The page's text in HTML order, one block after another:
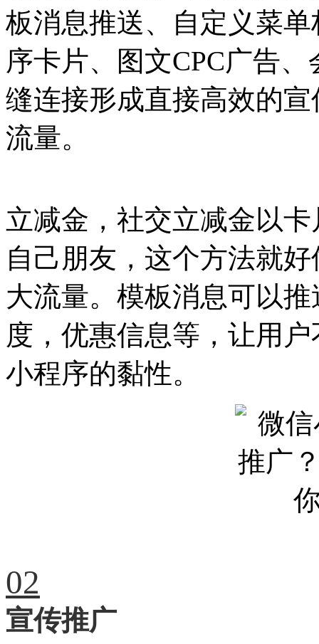
板消息推送、自定义菜
序卡片、图文CPC广告
缝连接形成直接高效的
流量。
立减金，社交立减金以
自己朋友，这个方法就
大流量。模板消息可以
度，优惠信息等，让用
小程序的黏性。
02
宣传推广